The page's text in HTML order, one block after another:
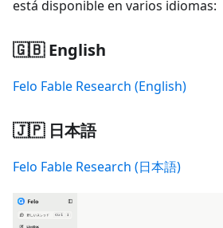
está disponible en varios idiomas:
🇬🇧 English
Felo Fable Research (English)
🇯🇵 日本語
Felo Fable Research (日本語)